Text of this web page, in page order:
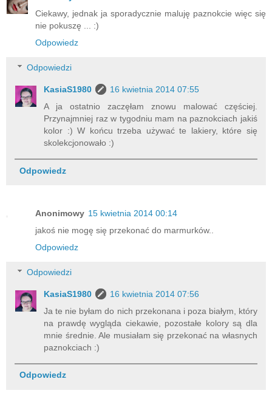
Ciekawy, jednak ja sporadycznie maluję paznokcie więc się
nie pokuszę ... :)
Odpowiedz
Odpowiedzi
KasiaS1980
16 kwietnia 2014 07:55
A ja ostatnio zaczęłam znowu malować częściej.
Przynajmniej raz w tygodniu mam na paznokciach jakiś
kolor :) W końcu trzeba używać te lakiery, które się
skolekcjonowało :)
Odpowiedz
Anonimowy 15 kwietnia 2014 00:14
jakoś nie mogę się przekonać do marmurków..
Odpowiedz
Odpowiedzi
KasiaS1980
16 kwietnia 2014 07:56
Ja te nie byłam do nich przekonana i poza białym, który
na prawdę wygląda ciekawie, pozostałe kolory są dla
mnie średnie. Ale musiałam się przekonać na własnych
paznokciach :)
Odpowiedz